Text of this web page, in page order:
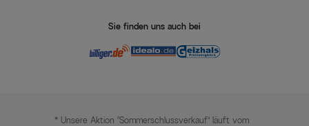
Sie finden uns auch bei
* Unsere Aktion „Sommerschlussverkauf“ läuft vom